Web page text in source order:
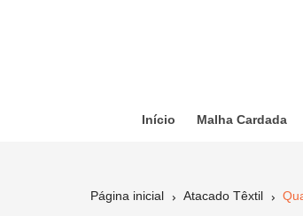
Início Malha Cardada
Página inicial Atacado Têxtil